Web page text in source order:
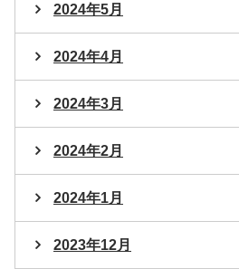
2024年5月
2024年4月
2024年3月
2024年2月
2024年1月
2023年12月